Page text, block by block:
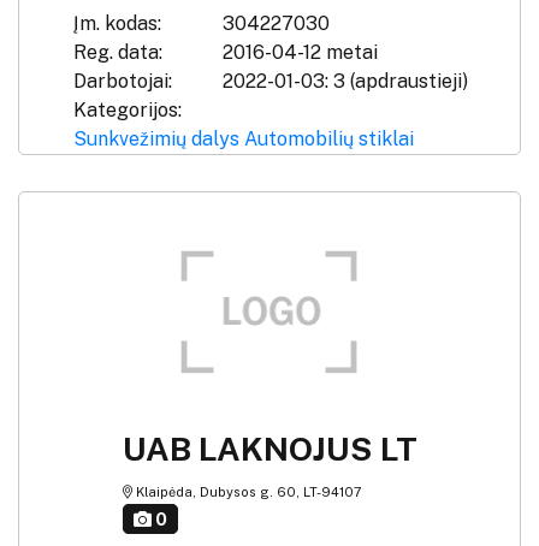
Įm. kodas:
304227030
Reg. data:
2016-04-12 metai
Darbotojai:
2022-01-03: 3 (apdraustieji)
Kategorijos:
Sunkvežimių dalys Automobilių stiklai
UAB LAKNOJUS LT
Klaipėda, Dubysos g. 60, LT-94107
0